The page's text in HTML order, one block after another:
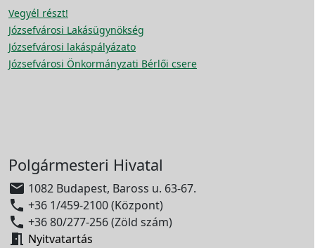
Vegyél részt!
Józsefvárosi Lakásügynökség
Józsefvárosi lakáspályázato
Józsefvárosi Önkormányzati Bérlői csere
Polgármesteri Hivatal
 1082 Budapest, Baross u. 63-67.
 +36 1/459-2100 (Központ)
 +36 80/277-256 (Zöld szám)
 Nyitvatartás